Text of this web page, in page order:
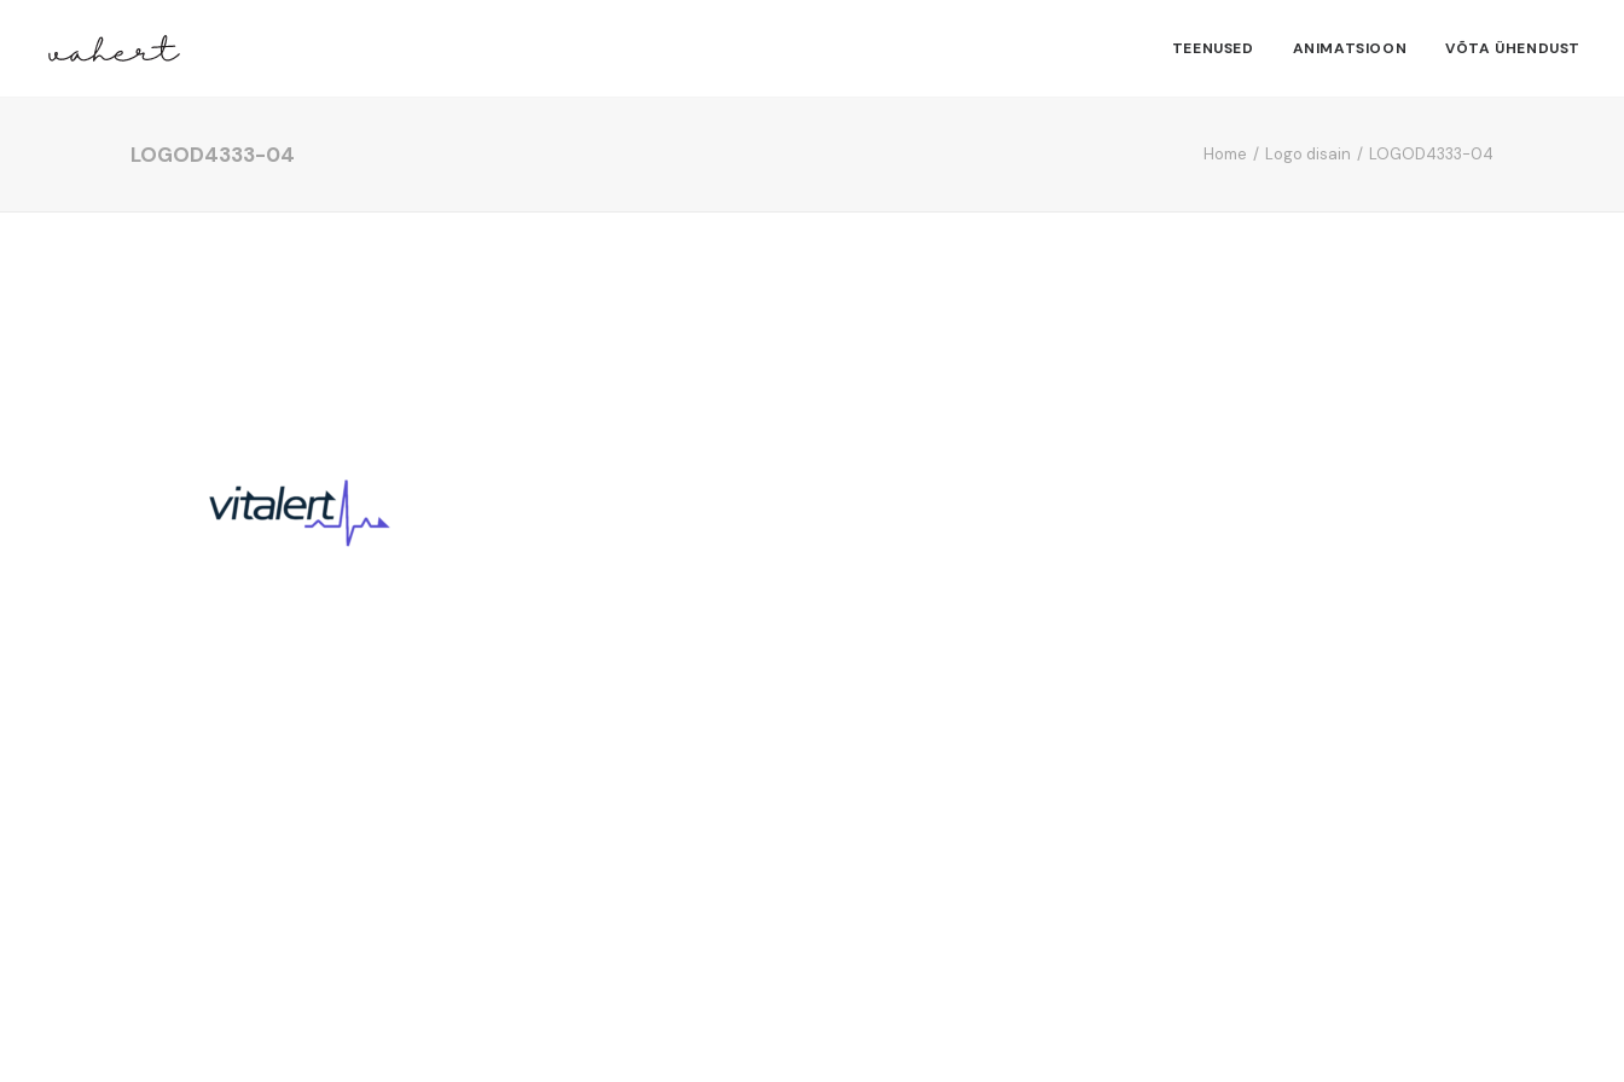
TEENUSED ANIMATSIOON VÕTA ÜHENDUST
LOGOD4333-04 Home Logo disain LOGOD4333-04